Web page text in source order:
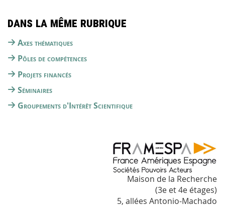
Dans la même rubrique
Axes thématiques
Pôles de compétences
Projets financés
Séminaires
Groupements d'Intérêt Scientifique
Maison de la Recherche
(3e et 4e étages)
5, allées Antonio-Machado